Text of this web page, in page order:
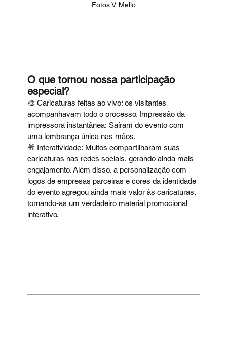
Fotos V. Mello
O que tornou nossa participação
especial?
🎨 Caricaturas feitas ao vivo: os visitantes
acompanhavam todo o processo. Impressão da
impressora instantânea: Saíram do evento com
uma lembrança única nas mãos.
🎁 Interatividade: Muitos compartilharam suas
caricaturas nas redes sociais, gerando ainda mais
engajamento. Além disso, a personalização com
logos de empresas parceiras e cores da identidade
do evento agregou ainda mais valor às caricaturas,
tornando-as um verdadeiro material promocional
interativo.